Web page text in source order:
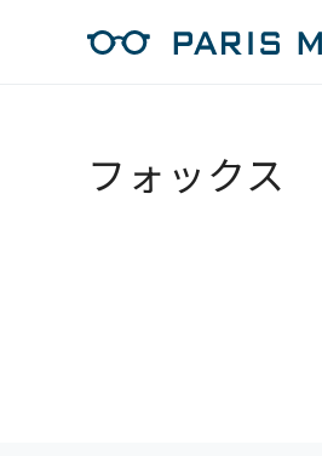
フォックス